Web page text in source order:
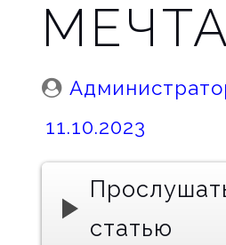
Posted
By:
11.10.2023
статью